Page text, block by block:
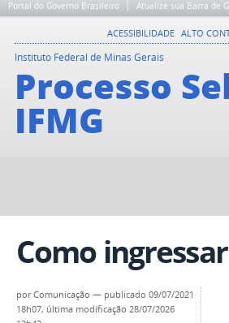
Portal do Governo Brasileiro Atualize sua Barra de
ACESSIBILIDADE ALTO
Instituto Federal de Minas Gerais
Processo
IFMG
Como ingressar
por Comunicação — publicado 09/07/2021
18h07, última modificação 28/07/2026